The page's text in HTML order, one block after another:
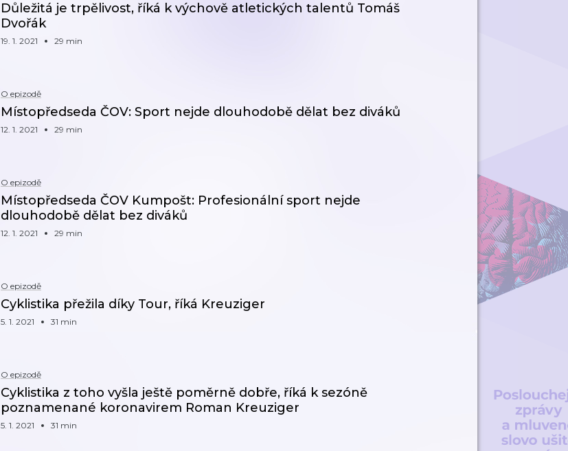
Důležitá je trpělivost, říká k výchově atletických talentů Tomáš
Dvořák
19. 1. 2021 29 min
O epizodě
Místopředseda ČOV: Sport nejde dlouhodobě dělat bez diváků
12. 1. 2021 29 min
O epizodě
Místopředseda ČOV Kumpošt: Profesionální sport nejde
dlouhodobě dělat bez diváků
12. 1. 2021 29 min
O epizodě
Cyklistika přežila díky Tour, říká Kreuziger
5. 1. 2021 31 min
O epizodě
Cyklistika z toho vyšla ještě poměrně dobře, říká k sezóně
poznamenané koronavirem Roman Kreuziger
5. 1. 2021 31 min